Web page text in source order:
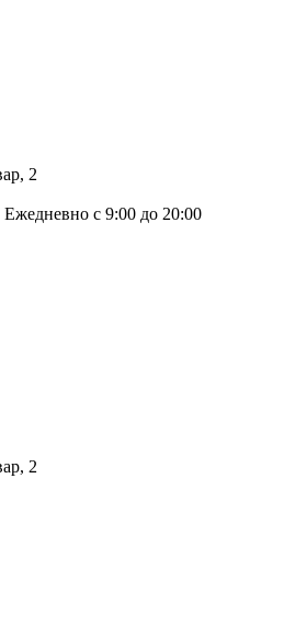
2
с 9:00 до 20:00
2